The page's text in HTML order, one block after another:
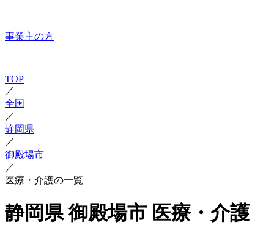
事業主の方
TOP
／
全国
／
静岡県
／
御殿場市
／
医療・介護の一覧
静岡県 御殿場市 医療・介護